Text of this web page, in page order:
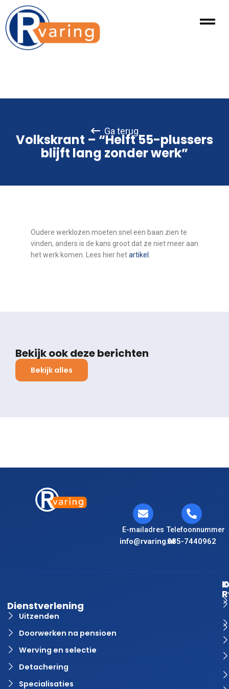
Ga terug
Volkskrant – “Helft 55-plussers
blijft lang zonder werk”
Oudere werklozen moeten snel een baan zien te
vinden, anders is de kans groot dat ze niet meer aan
het werk komen. Lees hier hetartikel
Bekijk ook deze berichten
Bekijk alles
E-mailadres
info@rvaring.nl
Telefoonnummer
085-7440962
Dienstverlening
Uitzenden
Doorwerken na pensioen
Werving en selectie
Detachering
Specialisaties